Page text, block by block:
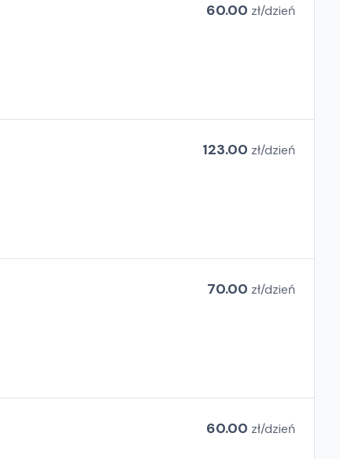
60.00 zł/dzień
123.00 zł/dzień
70.00 zł/dzień
60.00 zł/dzień